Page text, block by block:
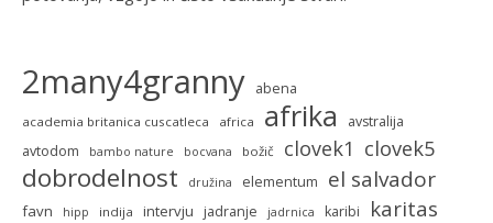
2many4granny abena
academia britanica cuscatleca africa afrika
avstralija
avtodom
bambo nature bocvana božič clovek1 clovek5
dobrodelnost družina elementum el salvador
favn hipp indija intervju jadranje jadrnica karibi karitas